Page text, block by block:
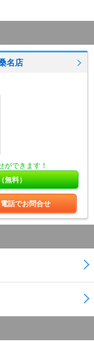
名店
ができます！
無料）
電話でお問合せ